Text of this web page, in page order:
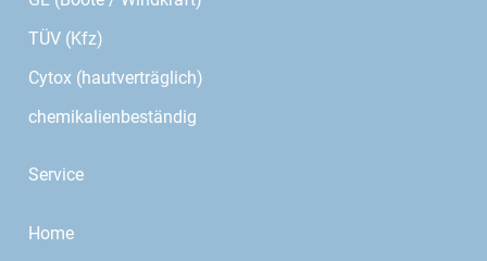
TÜV (Kfz)
Cytox (hautverträglich)
chemikalienbeständig
Service
Home